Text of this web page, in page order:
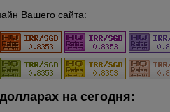
Вашего сайта:
на сегодня: